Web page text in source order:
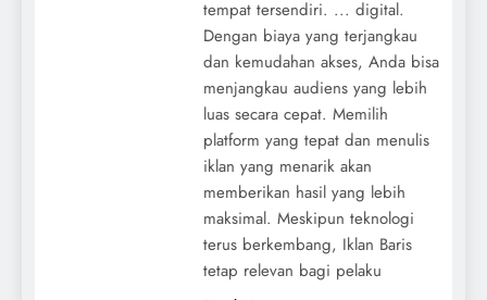
tempat tersendiri. ... digital.
Dengan biaya yang terjangkau
dan kemudahan akses, Anda bisa
menjangkau audiens yang lebih
luas secara cepat. Memilih
platform yang tepat dan menulis
iklan yang menarik akan
memberikan hasil yang lebih
maksimal. Meskipun teknologi
terus berkembang, Iklan Baris
tetap relevan bagi pelaku